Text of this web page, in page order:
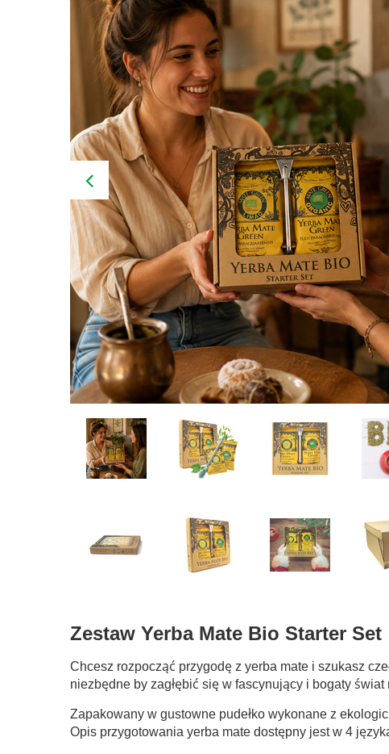
Zestaw Yerba Mate Bio Starter Set
Chcesz rozpocząć przygodę z yerba mate i szukasz
niezbędne by zagłębić się w fascynujący i bogaty świat
Zapakowany w gustowne pudełko wykonane z
Opis przygotowania yerba mate dostępny jest w 4